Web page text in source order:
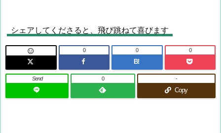
シェアしてくださると、飛び跳ねて喜びます
 0
B!
0 0
Send 0
Copy
-